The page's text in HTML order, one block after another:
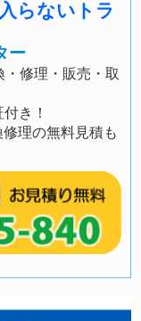
らないトラ
ー
修理・販売・取
き！
理の無料見積も